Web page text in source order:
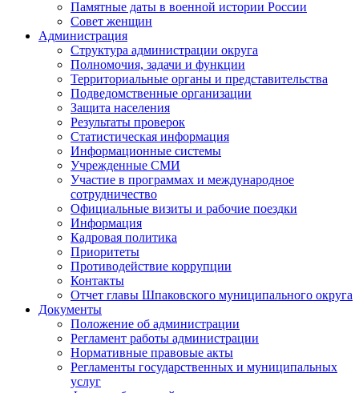
Памятные даты в военной истории России
Совет женщин
Администрация
Структура администрации округа
Полномочия, задачи и функции
Территориальные органы и представительства
Подведомственные организации
Защита населения
Результаты проверок
Статистическая информация
Информационные системы
Учрежденные СМИ
Участие в программах и международное
сотрудничество
Официальные визиты и рабочие поездки
Информация
Кадровая политика
Приоритеты
Противодействие коррупции
Контакты
Отчет главы Шпаковского муниципального округа
Документы
Положение об администрации
Регламент работы администрации
Нормативные правовые акты
Регламенты государственных и муниципальных
услуг